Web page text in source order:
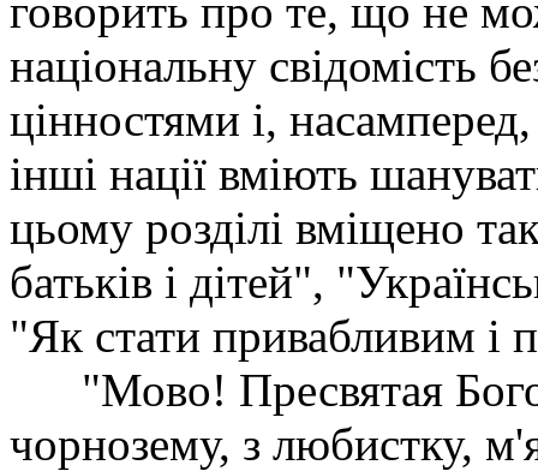
говорить про те, що не
національну свідомість
цінностями і,
інші нації вміють
цьому розділі вміщено
батьків і дітей",
"Як стати привабливим і
"Мово! Пресвятая
чорнозему, з любистку,